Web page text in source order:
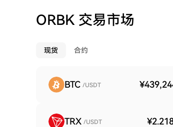
ORBK 交易市场
现货 合约
BTC /USDT
TRX /USDT